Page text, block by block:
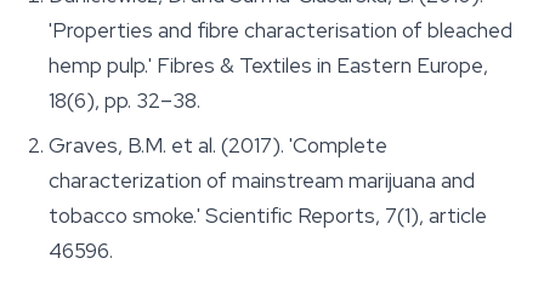
'Properties and fibre characterisation of bleached
hemp pulp.' Fibres & Textiles in Eastern Europe,
18(6), pp. 32–38.
Graves, B.M. et al. (2017). 'Complete
characterization of mainstream marijuana and
tobacco smoke.' Scientific Reports, 7(1), article
46596.